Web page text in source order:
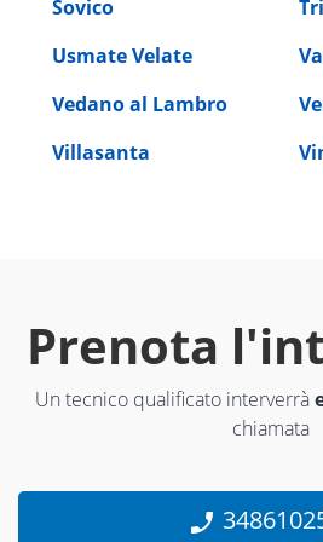
Sovico
Usmate Velate
Vedano al Lambro
Villasanta
Prenota
Un tecnico qualificato interverrà
chiamata